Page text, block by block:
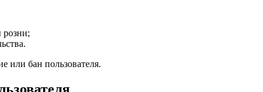
розни;
или бан пользователя.